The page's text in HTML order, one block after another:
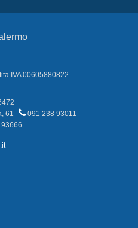
IVA 00605880822
61
091 238 93011